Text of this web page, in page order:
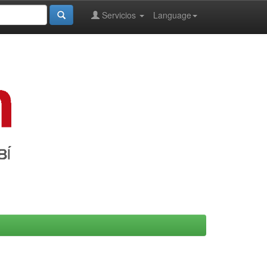
Language
Servicios